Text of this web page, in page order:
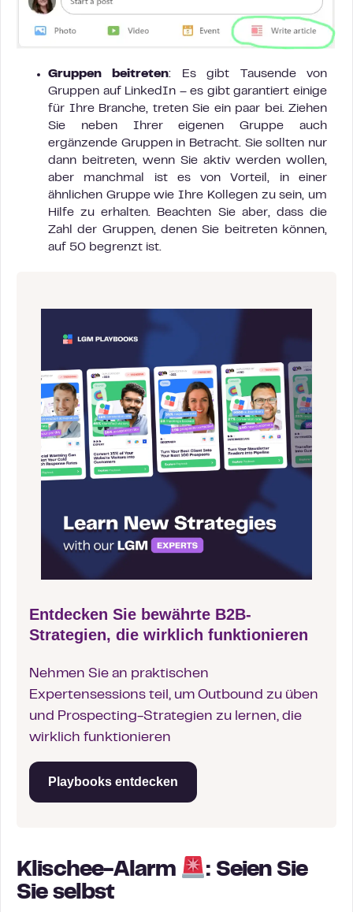
Gruppen beitreten: Es gibt Tausende von
Gruppen auf LinkedIn – es gibt garantiert einige
für Ihre Branche, treten Sie ein paar bei. Ziehen
Sie neben Ihrer eigenen Gruppe auch
ergänzende Gruppen in Betracht. Sie sollten nur
dann beitreten, wenn Sie aktiv werden wollen,
aber manchmal ist es von Vorteil, in einer
ähnlichen Gruppe wie Ihre Kollegen zu sein, um
Hilfe zu erhalten. Beachten Sie aber, dass die
Zahl der Gruppen, denen Sie beitreten können,
auf 50 begrenzt ist.
Entdecken Sie bewährte B2B-
Strategien, die wirklich funktionieren
Nehmen Sie an praktischen
Expertensessions teil, um Outbound zu üben
und Prospecting-Strategien zu lernen, die
wirklich funktionieren
Playbooks entdecken
Klischee-Alarm
: Seien Sie
Sie selbst